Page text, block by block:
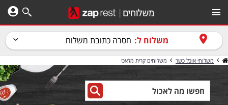
משלוח ל: חסרה כתובת משלוח
משלוחי אוכל כשר משלוחים קרית מלאכי